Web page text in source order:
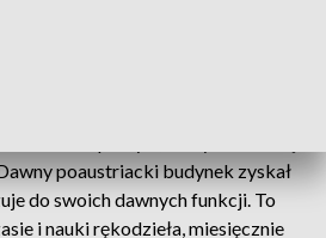
poaustriacki budynek zyskał
do swoich dawnych funkcji. To
i nauki rękodzieła, miesięcznie